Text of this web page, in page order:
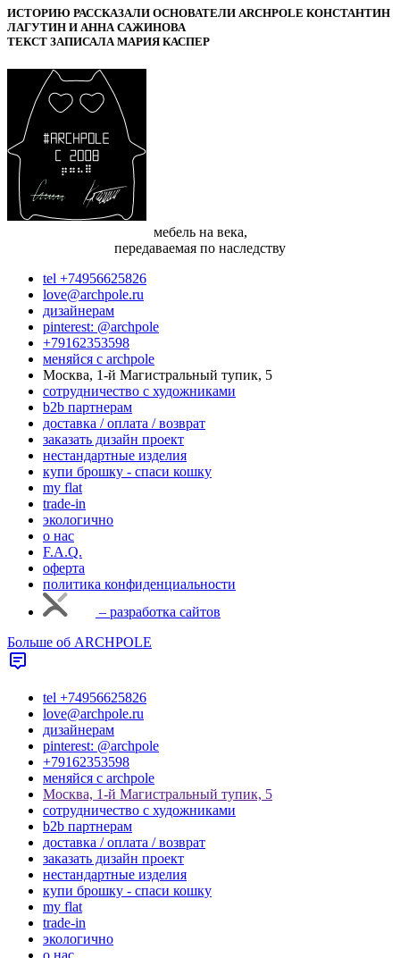
ИСТОРИЮ РАССКАЗАЛИ ОСНОВАТЕЛИ ARCHPOLE КОНСТАНТИН
ЛАГУТИН И АННА САЖИНОВА
ТЕКСТ ЗАПИСАЛА МАРИЯ КАСПЕР
мебель на века,
передаваемая по наследству
tel +74956625826
love@archpole.ru
дизайнерам
pinterest: @archpole
+79162353598
меняйся с аrchpole
Москва, 1-й Магистральный тупик, 5
cотрудничество с художниками
b2b партнерам
доставка / оплата / возврат
заказать дизайн проект
нестандартные изделия
купи брошку - спаси кошку
my flat
trade-in
экологично
о нас
F.A.Q.
оферта
политика конфиденциальности
– разработка сайтов
Больше об ARCHPOLE
tel +74956625826
love@archpole.ru
дизайнерам
pinterest: @archpole
+79162353598
меняйся с аrchpole
Москва, 1-й Магистральный тупик, 5
cотрудничество с художниками
b2b партнерам
доставка / оплата / возврат
заказать дизайн проект
нестандартные изделия
купи брошку - спаси кошку
my flat
trade-in
экологично